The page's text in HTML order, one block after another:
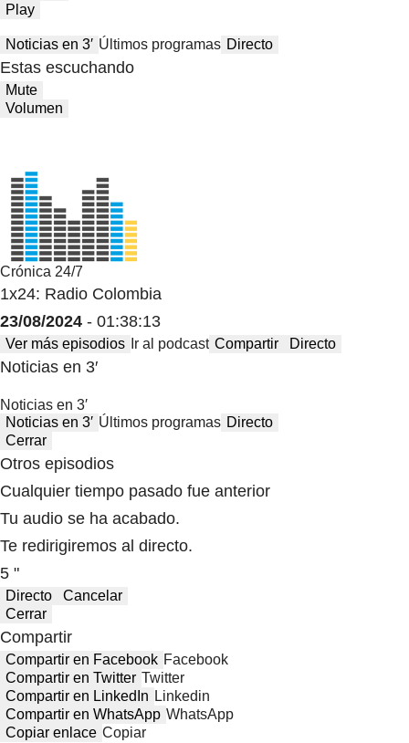
Play
Noticias en 3′ Últimos programas Directo
Estas escuchando
Mute
Volumen
Crónica 24/7
1x24: Radio Colombia
23/08/2024 - 01:38:13
Ver más episodios Ir al podcast Compartir Directo
Noticias en 3′
Noticias en 3′
Noticias en 3′ Últimos programas Directo
Cerrar
Otros episodios
Cualquier tiempo pasado fue anterior
Tu audio se ha acabado.
Te redirigiremos al directo.
5 "
Directo
Cancelar
Cerrar
Compartir
Compartir en Facebook Facebook
Compartir en Twitter Twitter
Compartir en LinkedIn Linkedin
Compartir en WhatsApp WhatsApp
Copiar enlace Copiar